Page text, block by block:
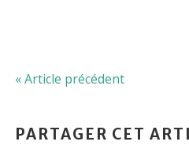
« Article précédent
PARTAGER CET